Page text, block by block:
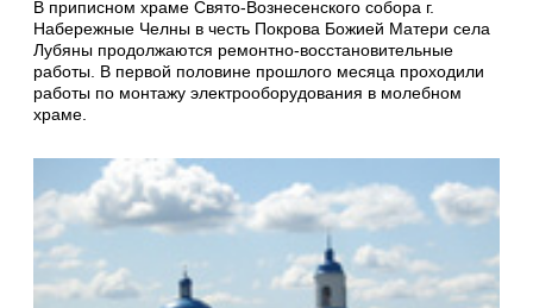
В приписном храме Свято-Вознесенского собора г.
Набережные Челны в честь Покрова Божией Матери села
Лубяны продолжаются ремонтно-восстановительные
работы. В первой половине прошлого месяца проходили
работы по монтажу электрооборудования в молебном
храме.